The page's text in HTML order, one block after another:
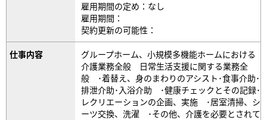
雇用期間の定め：なし
雇用期間：
契約更新の可能性：
仕事内容
グループホーム、小規模多機能ホームにおける
介護業務全般 日常生活支援に関する業務全
般 ･着替え、身のまわりのアシスト･食事介助･
排泄介助･入浴介助 ･健康チェックとその記録･
レクリエーションの企画、実施 ･居室清掃、シ
ーツ交換、洗濯 ･その他、介護を必要とされて